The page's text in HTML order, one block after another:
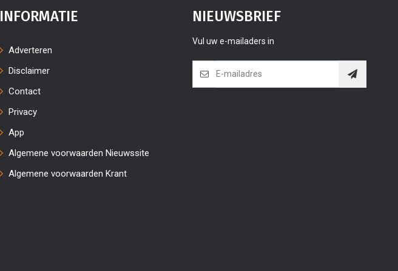
INFORMATIE
Adverteren
Disclaimer
Contact
Privacy
App
Algemene voorwaarden Nieuwssite
Algemene voorwaarden Krant
NIEUWSBRIEF
Vul uw e-mailaders in